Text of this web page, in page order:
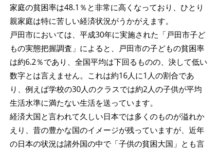
家庭の貧困率は48.1％と非常に高くなっており、ひとり
親家庭は特に苦しい経済状況がうかがえます。
戸田市においては、平成30年に実施された「戸田市子ど
もの実態把握調査」によると、戸田市の子どもの貧困率
は約6.2％であり、全国平均は下回るものの、決して低い
数字とは言えません。これは約16人に1人の割合であ
り、例えば学校の30人のクラスでは約2人の子供が平均
生活水準に満たない生活を送っています。
経済大国と言われて久しい日本では多くのものが溢れか
えり、昔の豊かな国のイメージが残っていますが、近年
の日本の状況は諸外国の中で「子供の貧困大国」とも言